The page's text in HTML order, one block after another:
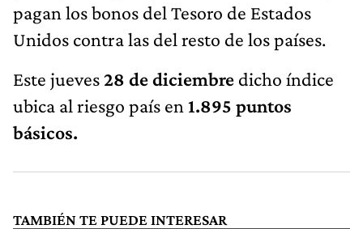
pagan los bonos del Tesoro de Estados
Unidos contra las del resto de los países.
Este jueves28 de diciembre dicho índice
ubica al riesgo país en 1.895 puntos
básicos.
TAMBIÉN TE PUEDE INTERESAR